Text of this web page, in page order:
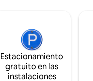
Estacionamiento
gratuito en las
instalaciones